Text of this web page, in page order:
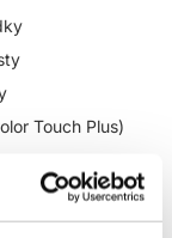
Touch Plus)
- pre